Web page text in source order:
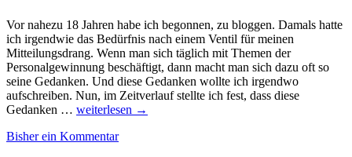
Vor nahezu 18 Jahren habe ich begonnen, zu bloggen. Damals hatte
ich irgendwie das Bedürfnis nach einem Ventil für meinen
Mitteilungsdrang. Wenn man sich täglich mit Themen der
Personalgewinnung beschäftigt, dann macht man sich dazu oft so
seine Gedanken. Und diese Gedanken wollte ich irgendwo
aufschreiben. Nun, im Zeitverlauf stellte ich fest, dass diese
Gedanken … Recrutainment
landet
weiterlesen →
Bisher ein Kommentar